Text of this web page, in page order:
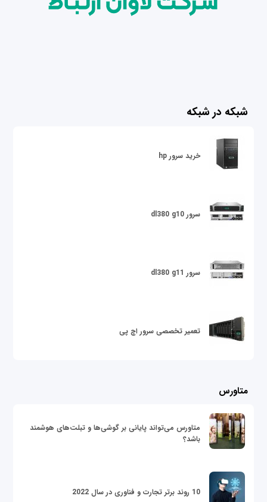
شبکه در شبکه
خرید سرور hp
سرور dl380 g10
سرور dl380 g11
تعمیر تخصصی سرور اچ پی
متاورس
متاورس می‌تواند پایانی بر گوشی‌ها و تبلت‌های هوشمند
باشد؟
10 روند برتر تجارت و فناوری در سال 2022